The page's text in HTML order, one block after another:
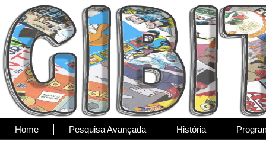
Home Pesquisa Avançada História